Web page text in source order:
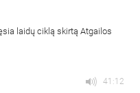
laidų ciklą skirtą Atgailos
41:12